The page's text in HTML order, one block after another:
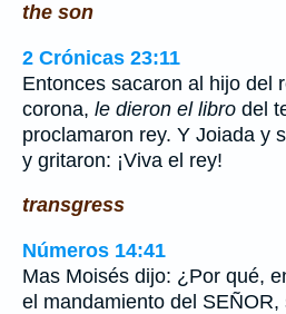
the son
2 Crónicas 23:11
Entonces sacaron al hijo del
corona, le dieron el libro del
proclamaron rey. Y Joiada y
y gritaron: ¡Viva el rey!
transgress
Números 14:41
Mas Moisés dijo: ¿Por qué,
el mandamiento del SEÑOR,